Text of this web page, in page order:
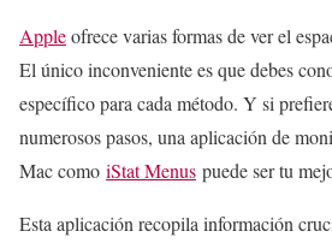
Appleofrece varias formas de ver el
El único inconveniente es que debes
específico para cada método. Y si
numerosos pasos, una aplicación de
Mac como iStat Menus puede ser tu
Esta aplicación recopila información